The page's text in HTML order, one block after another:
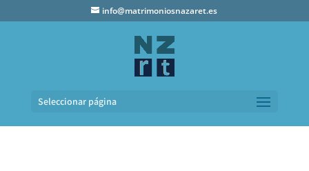
info@matrimoniosnazaret.es
Seleccionar página